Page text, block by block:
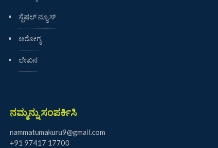
ಸ್ಪೆಷಲ್ ನ್ಯೂಸ್
ಆರೋಗ್ಯ
ಲೇಖನ
ನಮ್ಮನ್ನು ಸಂಪರ್ಕಿಸಿ
nammatumakuru9@gmail.com
+91 97417 17700